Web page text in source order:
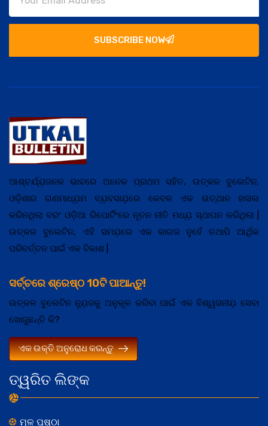
SUBSCRIBE NOW
ତ୍ୱରିତ ଲିଙ୍କ
ମୂଳ ପୃଷ୍ଠା
ଆଶ୍ଚର୍ଯ୍ଯ଼ଜନକ ଭାବରେ ଅନେକ ପ୍ରଥମ ସହିତ, ଉତ୍କଳ ବୁଲେଟିନ,
ଓଡ଼ିଶାର ଗଣମାଧ୍ଯ଼ମ ବ୍ଯ଼ବସାଯ଼ରେ କେବଳ ଏକ ଉତ୍ଥାନ ହାସଲ
କରିନଥିଲା ବରଂ ଓଡ଼ିଆ ରିପୋର୍ଟିଂରେ ନୂତନ ନୀତି ମଧ୍ଯ଼ ସ୍ଥାପନ କରିଥିଲା |
ଉତ୍କଳ ବୁଲେଟିନ, ଏହି ସମଯ଼ରେ ଏକ କାଗଜ ନୁହେଁ ତଥାପି ଆର୍ଥିକ
ପରିବର୍ତ୍ତନ ପାଇଁ ଏକ ବିକାଶ |
ସର୍ଚ୍ଚରେ ଶ୍ରେଷ୍ଠ 10ଟି ପାଆନ୍ତୁ!
ଉତ୍କଳ ବୁଲେଟିନ ନ୍ଯ଼ୁଜକୁ ଅନୁକୂଳ କରିବା ପାଇଁ ଏକ ବିଶ୍ୱସନୀଯ଼ ସେବା
ଖୋଜୁଛନ୍ତି କି?
ଏକ ଉକ୍ତି ଅନୁରୋଧ କରନ୍ତୁ